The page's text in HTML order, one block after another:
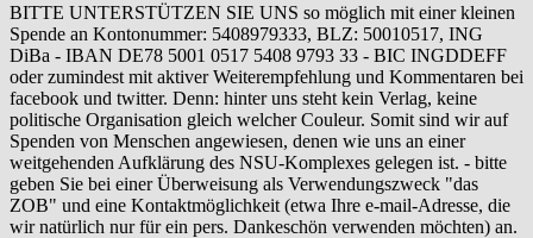
BITTE UNTERSTÜTZEN SIE UNS so möglich mit einer kleinen
Spende an Kontonummer: 5408979333, BLZ: 50010517, ING
DiBa - IBAN DE78 5001 0517 5408 9793 33 - BIC INGDDEFF
oder zumindest mit aktiver Weiterempfehlung und Kommentaren bei
facebook und twitter. Denn: hinter uns steht kein Verlag, keine
politische Organisation gleich welcher Couleur. Somit sind wir auf
Spenden von Menschen angewiesen, denen wie uns an einer
weitgehenden Aufklärung des NSU-Komplexes gelegen ist. - bitte
geben Sie bei einer Überweisung als Verwendungszweck "das
ZOB" und eine Kontaktmöglichkeit (etwa Ihre e-mail-Adresse, die
wir natürlich nur für ein pers. Dankeschön verwenden möchten) an.